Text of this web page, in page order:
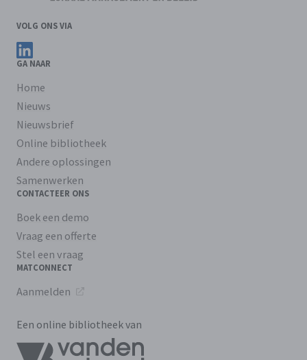
VOLG ONS VIA
Volg ons op LinkedIn
GA NAAR
Home
Nieuws
Nieuwsbrief
Online bibliotheek
Andere oplossingen
Samenwerken
CONTACTEER ONS
Boek een demo
Vraag een offerte
Stel een vraag
MATCONNECT
Aanmelden
Een online bibliotheek van